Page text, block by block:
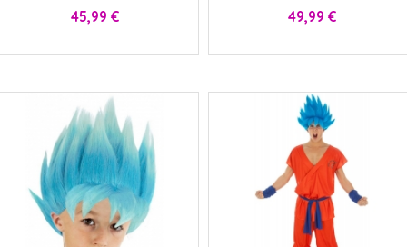
Prix
45,99 € Prix
49,99 €